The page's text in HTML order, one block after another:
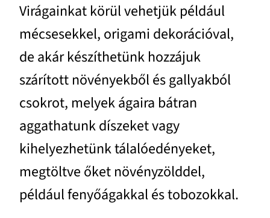
Virágainkat körül vehetjük például
mécsesekkel, origami dekorációval,
de akár készíthetünk hozzájuk
szárított növényekből és gallyakból
csokrot, melyek ágaira bátran
aggathatunk díszeket vagy
kihelyezhetünk tálalóedényeket,
megtöltve őket növényzölddel,
például fenyőágakkal és tobozokkal.